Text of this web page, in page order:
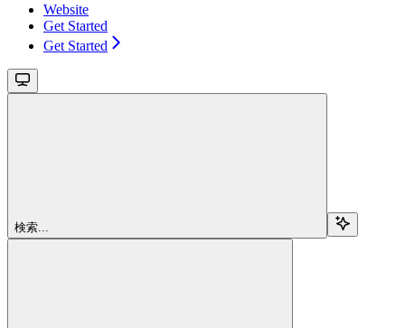
Website
Get Started
Get Started
検索...